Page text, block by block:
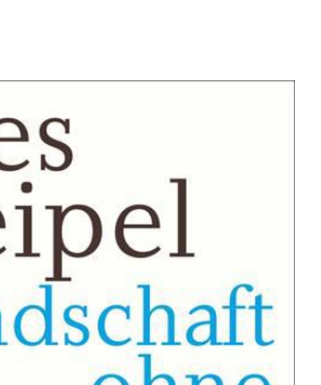
Zeugen
hinzufügen
Riss der Erinnerung | Nominiert
Buchmesse 2026